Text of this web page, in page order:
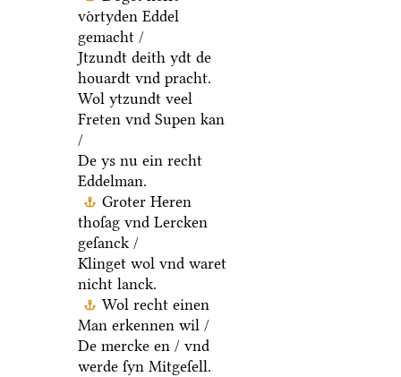
voͤrtyden Eddel
gemacht /
Jtzundt deith ydt de
houardt vnd pracht.
Wol ytzundt veel
Freten vnd Supen kan
/
De ys nu ein recht
Eddelman.
Groter Heren
thoſag vnd Lercken
geſanck /
Klinget wol vnd waret
nicht lanck.
Wol recht einen
Man erkennen wil /
De mercke en / vnd
werde ſyn Mitgeſell.